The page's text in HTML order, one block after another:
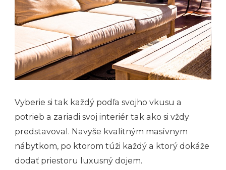
Vyberie si tak každý podľa svojho vkusu a
potrieb a zariadi svoj interiér tak ako si vždy
predstavoval. Navyše kvalitným masívnym
nábytkom, po ktorom túži každý a ktorý dokáže
dodať priestoru luxusný dojem.